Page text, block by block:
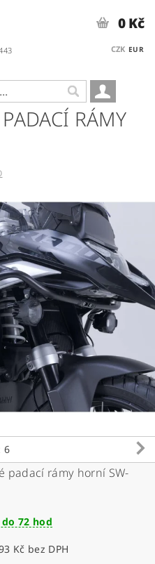
CZK EUR
0 Kč
RÁMY
6
padací rámy horní SW-
do 72 hod
5 028,93 Kč bez DPH